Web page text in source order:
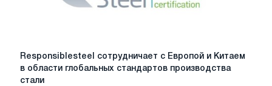
Responsiblesteel
сотрудничает
с
Responsiblesteel сотрудничает с Европой и Китаем
в области глобальных стандартов производства
стали